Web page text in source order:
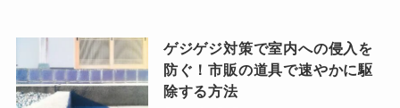
ゲジゲジ対策で室内への侵入を
防ぐ！市販の道具で速やかに駆
除する方法